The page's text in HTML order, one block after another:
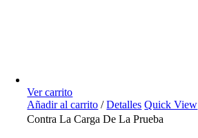
Ver carrito
Añadir al carrito / Detalles Quick View
Contra La Carga De La Prueba